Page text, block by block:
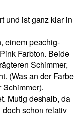
und ist ganz klar in
einem peachig-
Farbton. Beide
Schimmer,
(Was an der Farbe
Schimmer).
Mutig deshalb, da
schon relativ